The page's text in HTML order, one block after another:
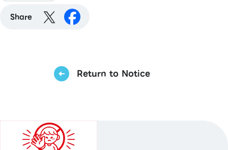
Share
Return to Notice